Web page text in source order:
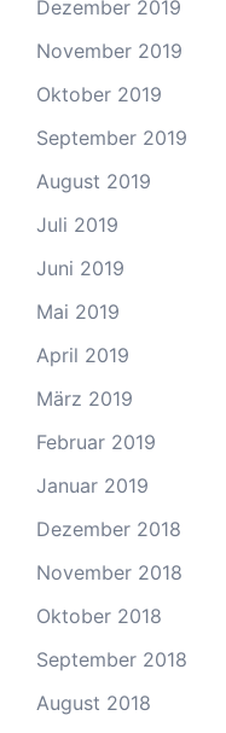
Dezember 2019
November 2019
Oktober 2019
September 2019
August 2019
Juli 2019
Juni 2019
Mai 2019
April 2019
März 2019
Februar 2019
Januar 2019
Dezember 2018
November 2018
Oktober 2018
September 2018
August 2018